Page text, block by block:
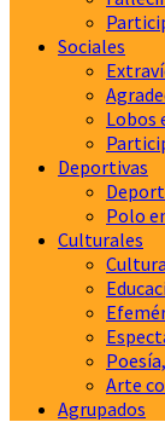
Sociales
Lobos
Deportivas
Polo
Culturales
Cultura
Arte
Agrupados